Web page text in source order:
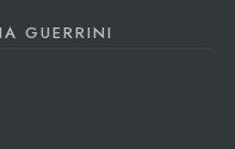
GUERRINI